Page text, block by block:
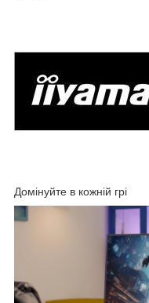
Домінуйте в кожній грі